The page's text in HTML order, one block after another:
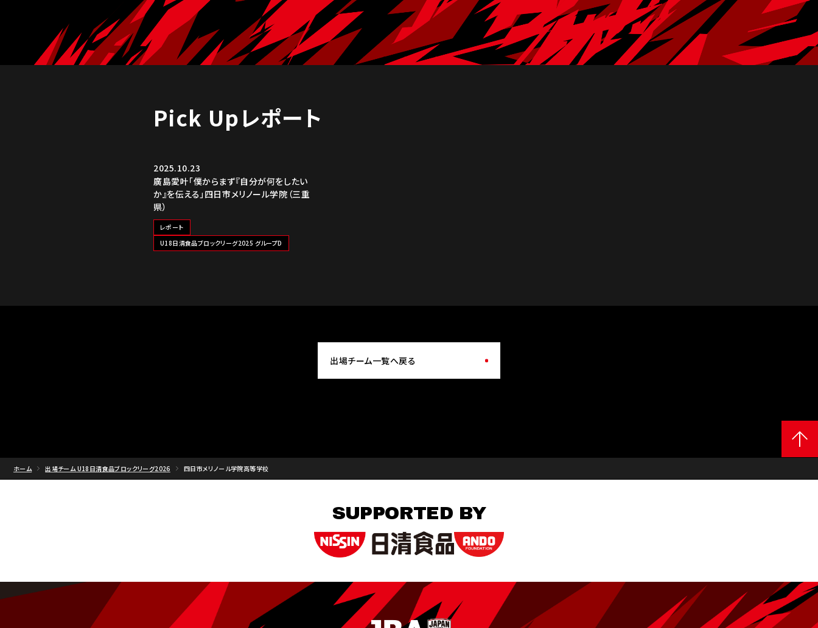
Pick Upレポート
2025.10.23
廣島愛叶「僕からまず『自分が何をしたい
か』を伝える」四日市メリノール学院（三重
県）
レポート
U18日清食品ブロックリーグ2025 グループD
出場チーム一覧へ戻る
ホーム 出場チーム U18日清食品ブロックリーグ2026 四日市メリノール学院高等学校
SUPPORTED BY